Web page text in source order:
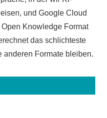
und Google Cloud
Knowledge Format
das schlichteste
anderen Formate bleiben.